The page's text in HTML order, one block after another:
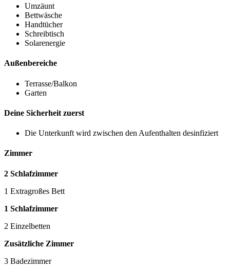
Umzäunt
Bettwäsche
Handtücher
Schreibtisch
Solarenergie
Außenbereiche
Terrasse/Balkon
Garten
Deine Sicherheit zuerst
Die Unterkunft wird zwischen den Aufenthalten desinfiziert
Zimmer
2 Schlafzimmer
1 Extragroßes Bett
1 Schlafzimmer
2 Einzelbetten
Zusätzliche Zimmer
3 Badezimmer